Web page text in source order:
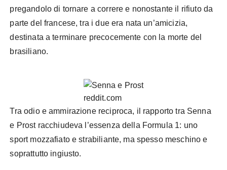
pregandolo di tornare a correre e nonostante il rifiuto da
parte del francese, tra i due era nata un’amicizia,
destinata a terminare precocemente con la morte del
brasiliano.
reddit.com
Tra odio e ammirazione reciproca, il rapporto tra Senna
e Prost racchiudeva l’essenza della Formula 1: uno
sport mozzafiato e strabiliante, ma spesso meschino e
soprattutto ingiusto.